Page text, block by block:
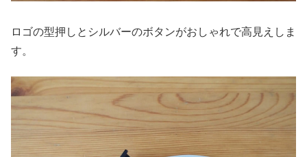
ロゴの型押しとシルバーのボタンがおしゃれで高見えしま
す。